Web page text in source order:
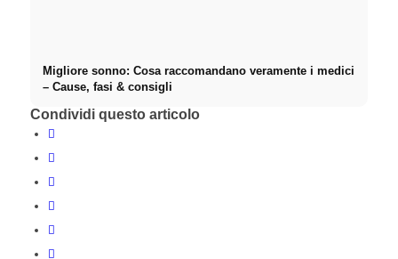
Migliore sonno: Cosa raccomandano veramente i medici
– Cause, fasi & consigli
Condividi questo articolo